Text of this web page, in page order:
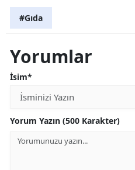
#Gıda
Yorumlar
İsim*
Yorum Yazın (500 Karakter)